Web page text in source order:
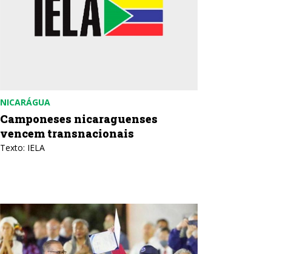
NICARÁGUA
Camponeses nicaraguenses
vencem transnacionais
Texto: IELA